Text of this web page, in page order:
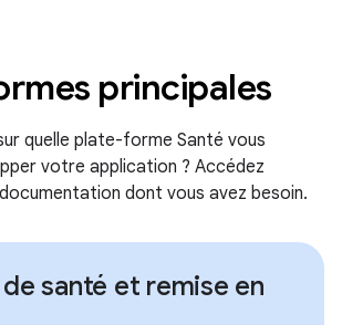
principales
quelle plate-forme Santé vous
votre application ? Accédez
dont vous avez besoin.
santé et remise en